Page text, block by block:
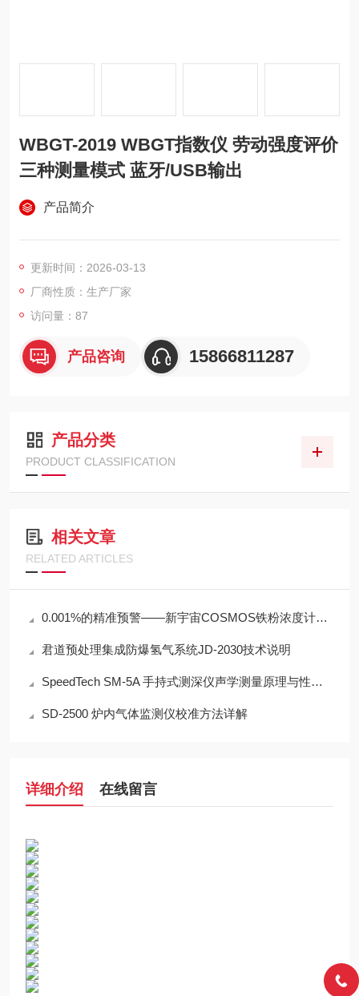
WBGT-2019 WBGT指数仪 劳动强度评价
三种测量模式 蓝牙/USB输出
产品简介
更新时间：2026-03-13
厂商性质：生产厂家
访问量：87
产品咨询 15866811287
产品分类
PRODUCT CLASSIFICATION
相关文章
RELATED ARTICLES
0.001%的精准预警——新宇宙COSMOS铁粉浓度计SDM-72守护齿轮箱健康
君道预处理集成防爆氢气系统JD-2030技术说明
SpeedTech SM-5A 手持式测深仪声学测量原理与性能分析
SD-2500 炉内气体监测仪校准方法详解
详细介绍 在线留言